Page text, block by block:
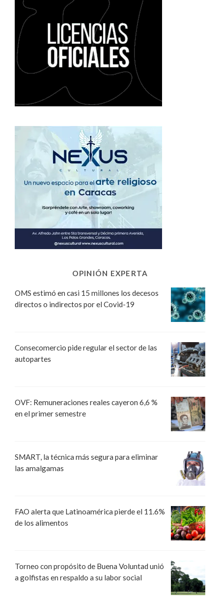
OPINIÓN EXPERTA
OMS estimó en casi 15 millones los decesos
directos o indirectos por el Covid-19
Consecomercio pide regular el sector de las
autopartes
OVF: Remuneraciones reales cayeron 6,6 %
en el primer semestre
SMART, la técnica más segura para eliminar
las amalgamas
FAO alerta que Latinoamérica pierde el 11.6%
de los alimentos
Torneo con propósito de Buena Voluntad unió
a golfistas en respaldo a su labor social